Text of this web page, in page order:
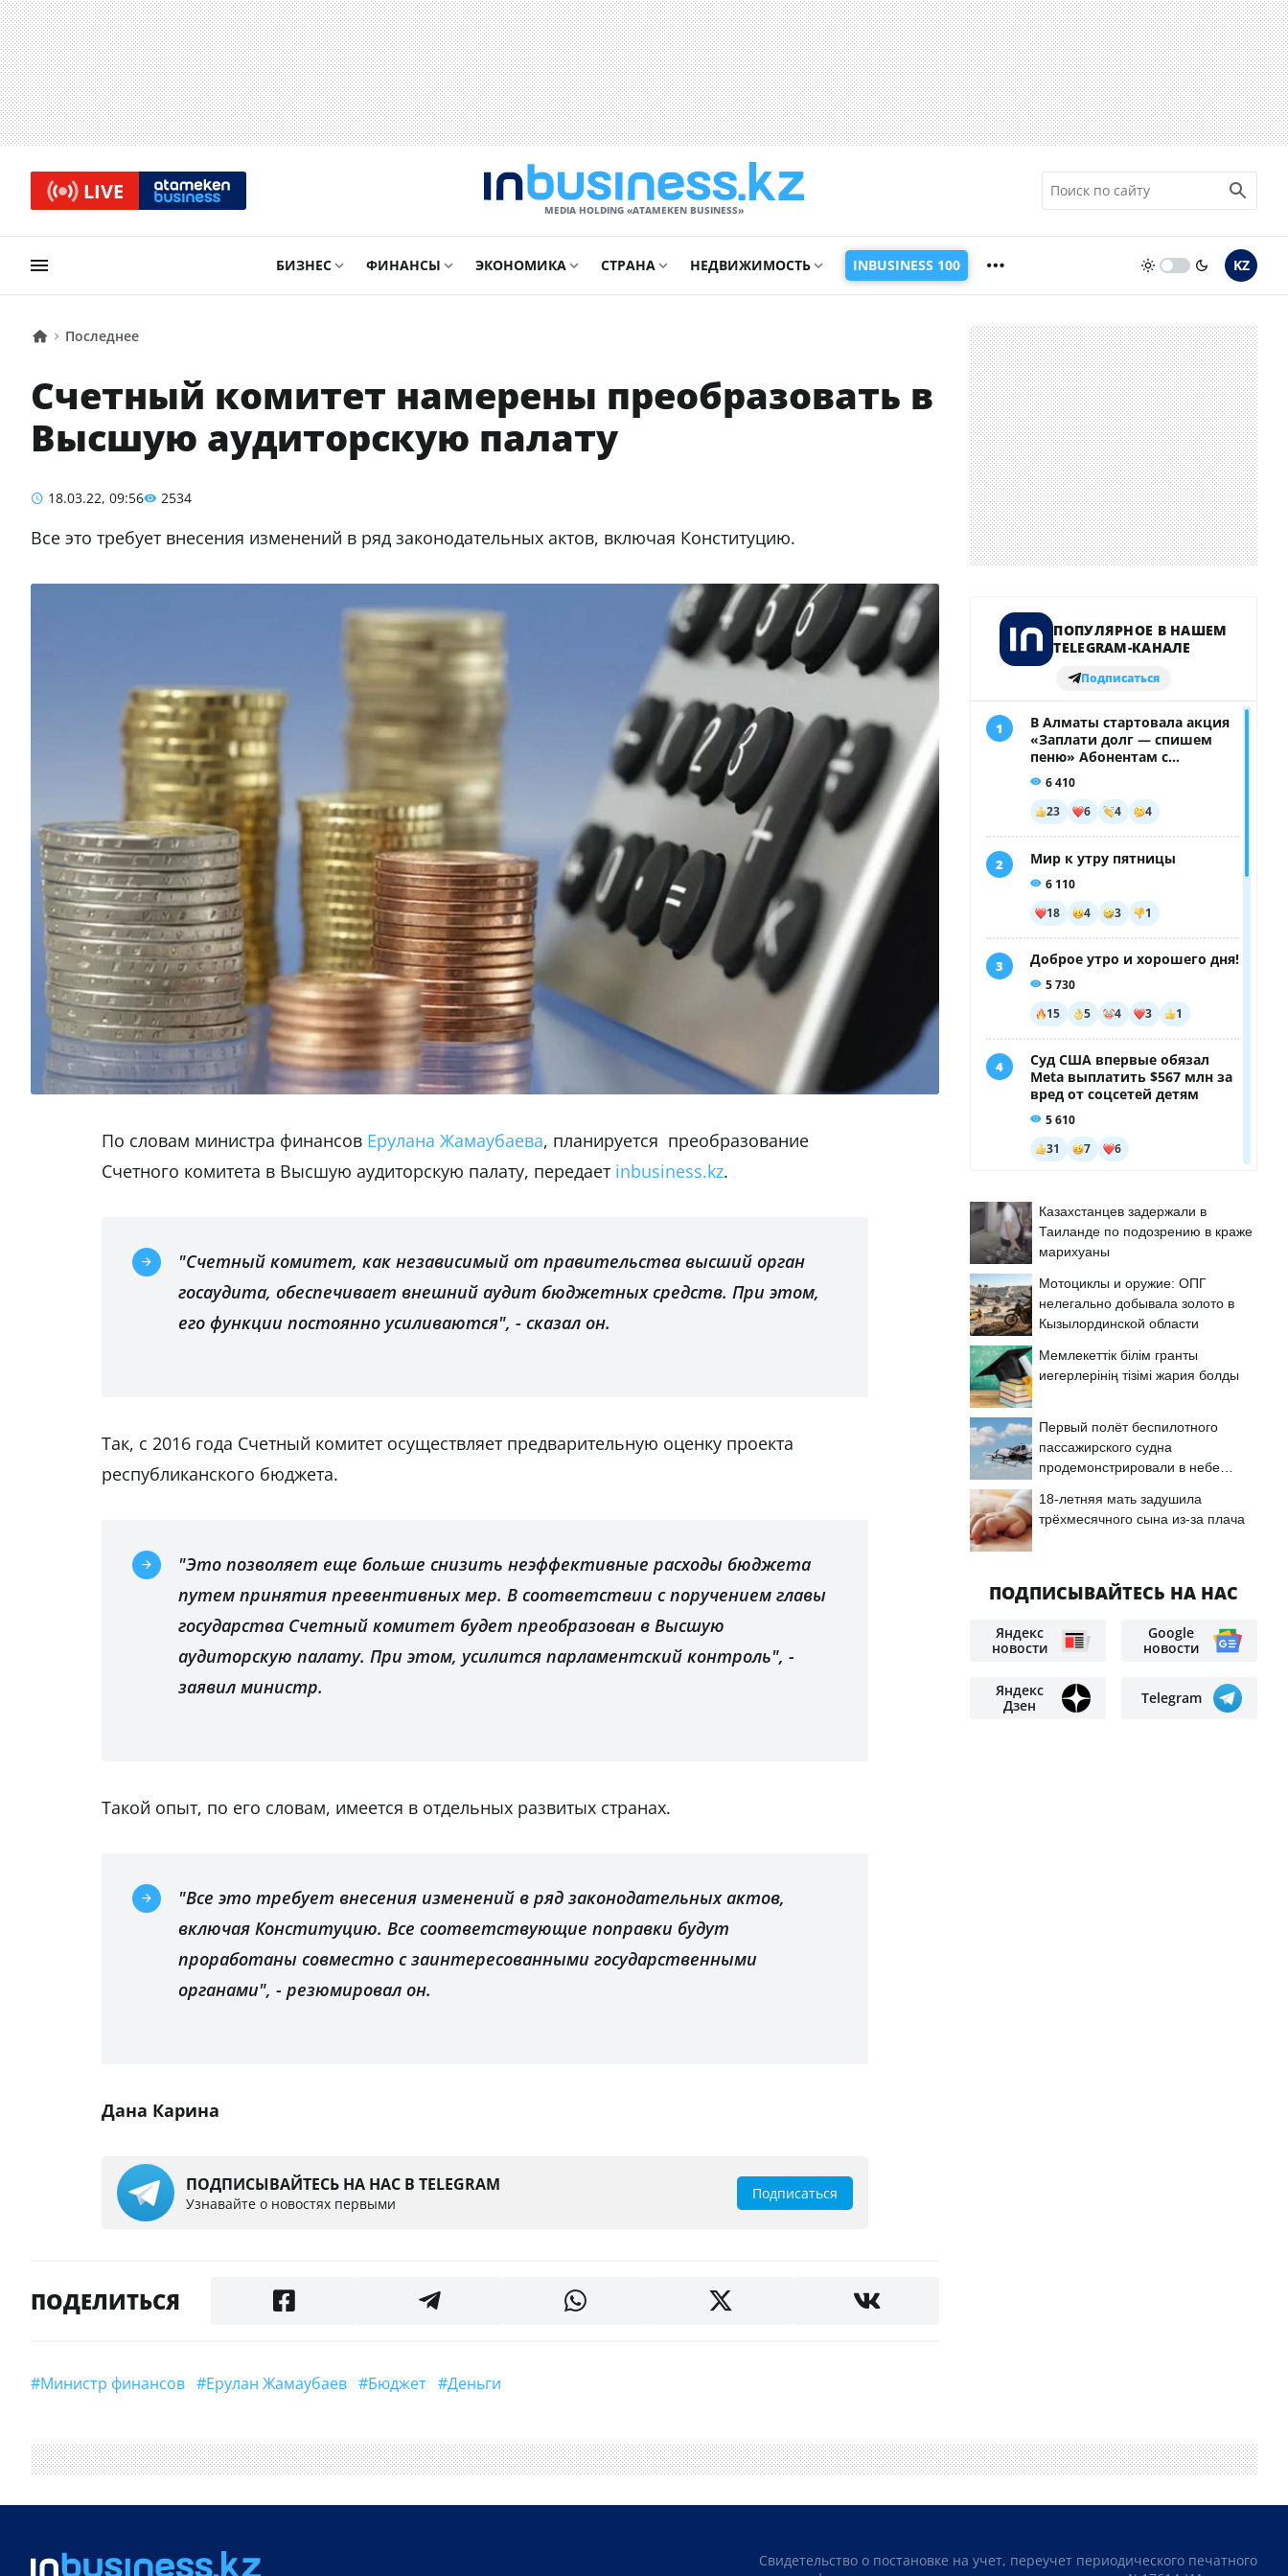
LIVE
MEDIA HOLDING «ATAMEKЕN BUSINESS»
БИЗНЕС ФИНАНСЫ ЭКОНОМИКА СТРАНА НЕДВИЖИМОСТЬ INBUSINESS 100 KZ
Последнее
Счетный комитет намерены преобразовать в
Высшую аудиторскую палату
18.03.22, 09:56 2534
Все это требует внесения изменений в ряд законодательных актов, включая Конституцию.
По словам министра финансов Ерулана Жамаубаева, планируется преобразование
Счетного комитета в Высшую аудиторскую палату, передает inbusiness.kz.
"Счетный комитет, как независимый от правительства высший орган
госаудита, обеспечивает внешний аудит бюджетных средств. При этом,
его функции постоянно усиливаются", - сказал он.
Так, с 2016 года Счетный комитет осуществляет предварительную оценку проекта
республиканского бюджета.
"Это позволяет еще больше снизить неэффективные расходы бюджета
путем принятия превентивных мер. В соответствии с поручением главы
государства Счетный комитет будет преобразован в Высшую
аудиторскую палату. При этом, усилится парламентский контроль", -
заявил министр.
Такой опыт, по его словам, имеется в отдельных развитых странах.
"Все это требует внесения изменений в ряд законодательных актов,
включая Конституцию. Все соответствующие поправки будут
проработаны совместно с заинтересованными государственными
органами", - резюмировал он.
Дана Карина
ПОДПИСЫВАЙТЕСЬ НА НАС В TELEGRAM
Узнавайте о новостях первыми
Подписаться
ПОДЕЛИТЬСЯ
#министр финансов #Ерулан Жамаубаев #Бюджет #деньги
Казахстанцев задержали в
Таиланде по подозрению в краже
марихуаны
Мотоциклы и оружие: ОПГ
нелегально добывала золото в
Кызылординской области
Мемлекеттік білім гранты
иегерлерінің тізімі жария болды
Первый полёт беспилотного
пассажирского судна
продемонстрировали в небе
18-летняя мать задушила
трёхмесячного сына из-за плача
ПОДПИСЫВАЙТЕСЬ НА НАС
Яндекс
новости
Google
новости
Яндекс
Дзен
Telegram
Свидетельство о постановке на учет, переучет периодического печатного